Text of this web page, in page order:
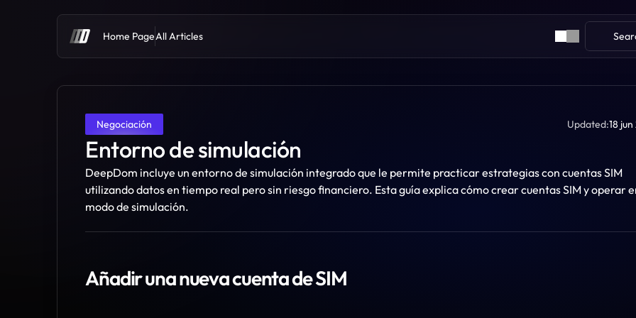
Home PageAll Articles
Negociación Updated:18
Entorno de simulación
DeepDom incluye un entorno de simulación integrado que le permite practicar estrategias con cuentas SIM
utilizando datos en tiempo real pero sin riesgo financiero. Esta guía explica cómo crear cuentas SIM y operar
modo de simulación.
Añadir una nueva cuenta de SIM